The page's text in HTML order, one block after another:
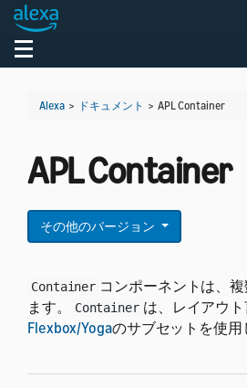
Toggle navigation
Alexa > ドキュメント > APL Container
APL Container
その他のバージョン
Container コンポーネントは、
ます。
Container は、レイアウ
Flexbox/Yogaのサブセットを使用
Welcome! Ask the DevAssistant